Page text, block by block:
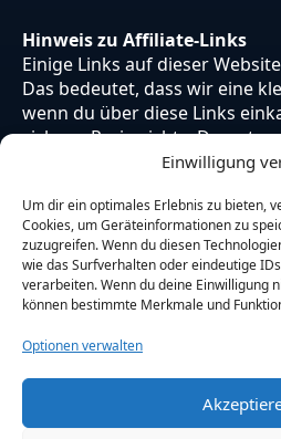
Einwilligung
Um dir ein optimales Erlebnis zu bieten,
Cookies, um Geräteinformationen zu
zuzugreifen. Wenn du diesen
wie das Surfverhalten oder eindeutige
verarbeiten. Wenn du deine Einwilligung
können bestimmte Merkmale und
Optionen verwalten
Hinweis zu Affiliate-Links
Einige Links auf dieser
Das bedeutet, dass wir eine
wenn du über diese Links
sich am Preis nichts. Du
Arbeit. Vielen Dank dafür!
© 2026 Otaku Japan. Alle